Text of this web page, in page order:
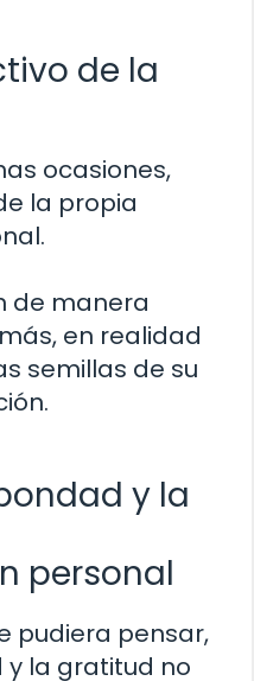
de la
ocasiones,
la propia
de manera
en realidad
semillas de su
y la
personal
pudiera pensar,
la gratitud no